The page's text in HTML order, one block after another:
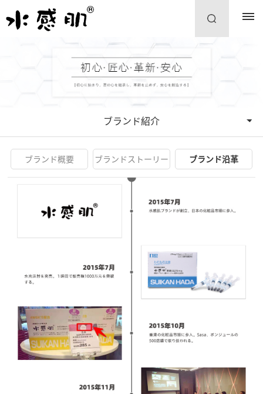
ブランド紹介
ブランド概要 ブランドストーリー ブランド沿革